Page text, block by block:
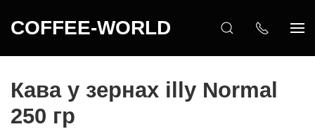
COFFEE-WORLD
Кава у зернах illy Normal
250 гр